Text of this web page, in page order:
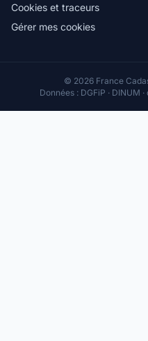
Cookies et traceurs
Gérer mes cookies
© 2026 France
Données : DGFiP · DINUM